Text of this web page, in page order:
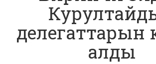
делегаттарын
алды